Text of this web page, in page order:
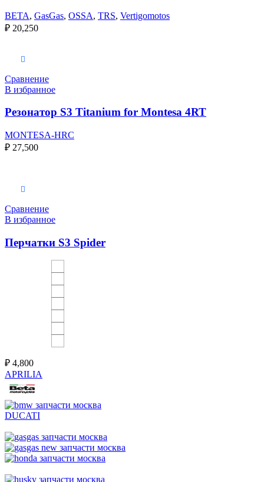
BETA, GasGas, OSSA, TRS, Vertigomotos
₽ 20,250
Сравнение
В избранное
Резонатор S3 Titanium for Montesa 4RT
MONTESA-HRC
₽ 27,500
Сравнение
В избранное
Перчатки S3 Spider
₽ 4,800
APRILIA
DUCATI